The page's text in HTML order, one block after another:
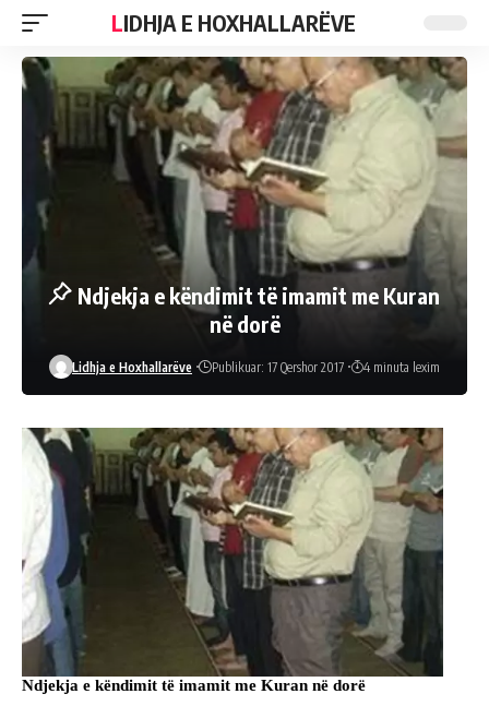
LIDHJA E HOXHALLARËVE
Ndjekja e këndimit të imamit me Kuran
në dorë
Lidhja e Hoxhallarëve Publikuar: 17 Qershor 2017 4 minuta lexim
Ndjekja e këndimit të imamit me Kuran në dorë